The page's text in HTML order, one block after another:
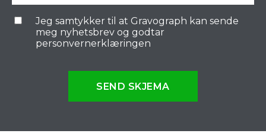
Jeg samtykker til at Gravograph kan sende
meg nyhetsbrev og godtar
personvernerklæringen
SEND SKJEMA